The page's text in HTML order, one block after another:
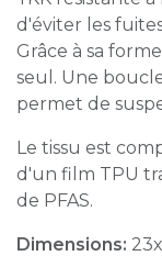
d'éviter les
Grâce à sa
seul. Une
permet de
Le tissu est
d'un film TPU
de PFAS.
Dimensions: